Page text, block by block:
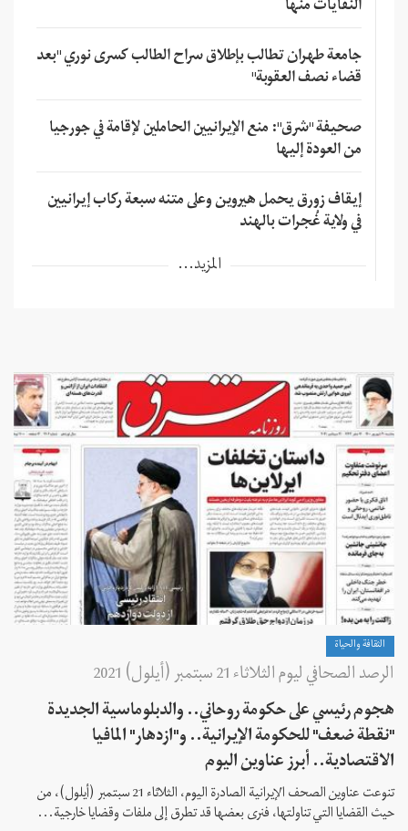
النفايات منها
جامعة طهران تطالب بإطلاق سراح الطالب كسرى نوري "بعد
قضاء نصف العقوبة"
صحيفة "شرق": منع الإيرانيين الحاملين لإقامة في جورجيا
من العودة إليها
إيقاف زورق يحمل هيروين وعلى متنه سبعة ركاب إيرانيين
في ولاية غُجرات بالهند
المزيد...
الثقافة والحياة
الرصد الصحافي ليوم الثلاثاء 21 سبتمبر (أيلول) 2021
هجوم رئيسي على حكومة روحاني.. والدبلوماسية الجديدة
"نقطة ضعف" للحكومة الإيرانية.. و"ازدهار" المافيا
الاقتصادية.. أبرز عناوين اليوم
تنوعت عناوين الصحف الإيرانية الصادرة اليوم، الثلاثاء 21 سبتمبر (أيلول)، من
حيث القضايا التي تناولتها، فنرى بعضها قد تطرق إلى ملفات وقضايا خارجية...